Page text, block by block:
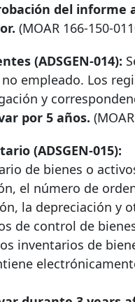
del informe
(MOAR 166-150-
(ADSGEN-014):
empleado. Los
y
por 5 años. (MOAR
(ADSGEN-015):
de bienes o
el número de
la depreciación y
de control de
inventarios de